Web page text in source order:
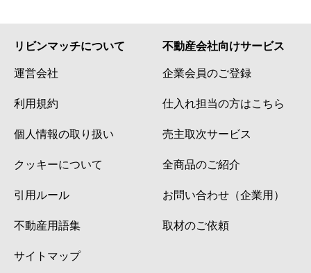
リビンマッチについて
運営会社
利用規約
個人情報の取り扱い
クッキーについて
引用ルール
不動産用語集
サイトマップ
不動産会社向けサービス
企業会員のご登録
仕入れ担当の方はこちら
売主取次サービス
全商品のご紹介
お問い合わせ（企業用）
取材のご依頼